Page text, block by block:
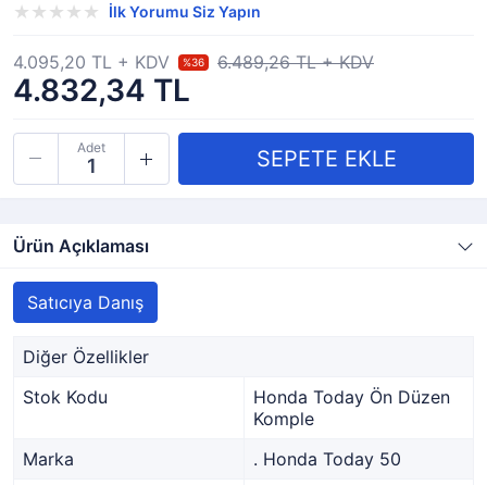
İlk Yorumu Siz Yapın
4.832,34 TL
4.095,20 TL + KDV %36 6.489,26 TL + KDV
Adet
Ürün Açıklaması
Satıcıya Danış
Diğer Özellikler
Stok Kodu
Honda Today Ön Düzen
Komple
Marka
. Honda Today 50